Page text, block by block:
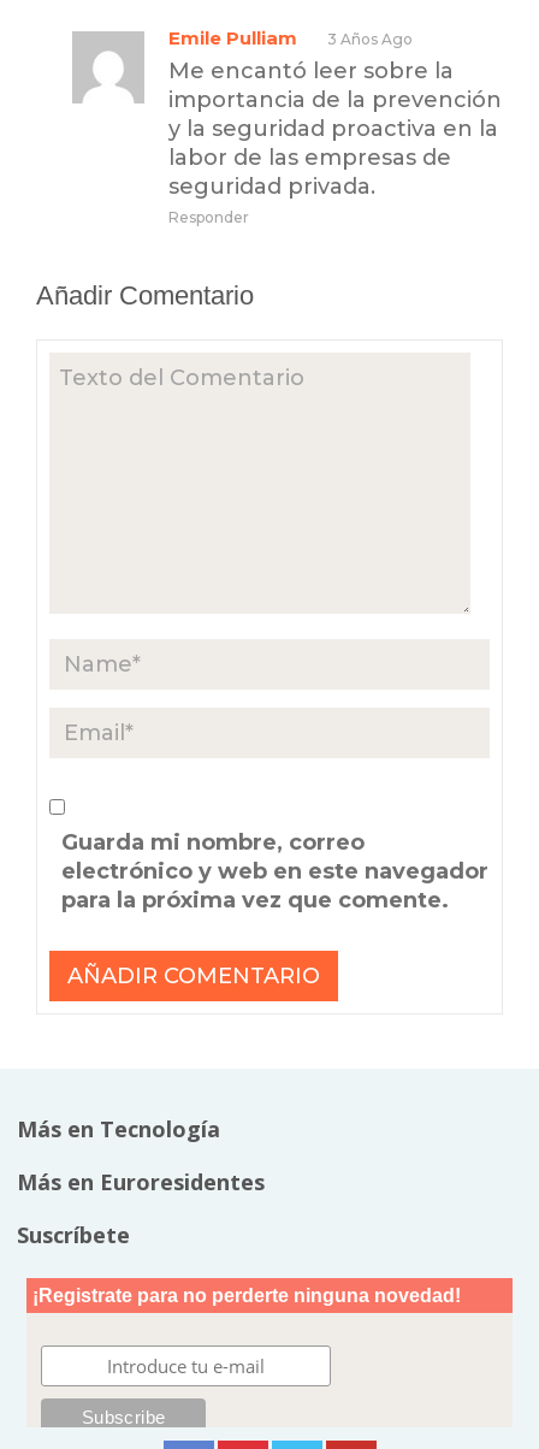
Emile Pulliam 3 Años Ago
Me encantó leer sobre la
importancia de la prevención
y la seguridad proactiva en la
labor de las empresas de
seguridad privada.
Responder
Añadir Comentario
Guarda mi nombre, correo
electrónico y web en este navegador
para la próxima vez que comente.
Más en Tecnología
Más en Euroresidentes
Suscríbete